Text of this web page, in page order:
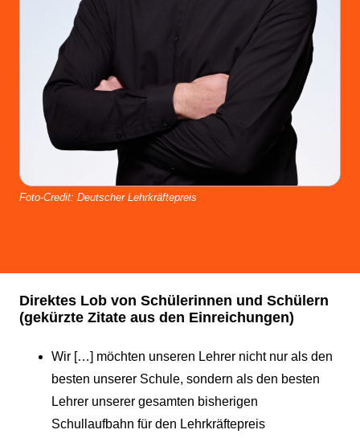
Foto-Credit: Deutscher Lehrkräftepreis
Direktes Lob von Schülerinnen und Schülern
(gekürzte Zitate aus den Einreichungen)
Wir […] möchten unseren Lehrer nicht nur als den
besten unserer Schule, sondern als den besten
Lehrer unserer gesamten bisherigen
Schullaufbahn für den Lehrkräftepreis